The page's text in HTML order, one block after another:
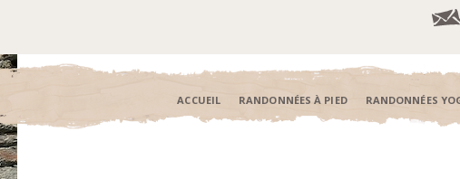
ACCUEIL RANDONNÉES À PIED RANDONNÉES